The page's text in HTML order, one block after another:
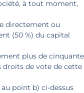
à tout moment,
directement ou
(50 %) du capital
plus de cinquante
droits de vote de cette
point b) ci-dessus